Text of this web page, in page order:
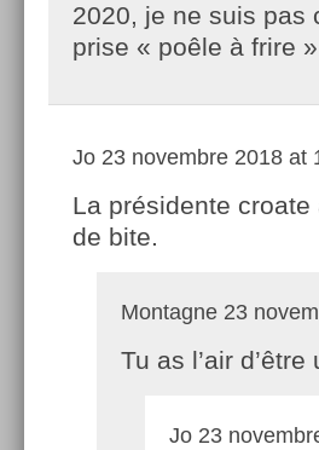
2020, je ne suis pas
prise « poêle à frire
Jo 23 novembre 2018 at
La présidente
de bite.
Montagne 23
Tu as l’air
Jo 23